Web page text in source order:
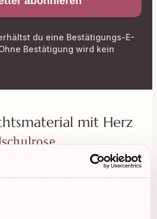
du eine Bestätigungs-E-
Bestätigung wird kein
mit Herz
Materialien für einen